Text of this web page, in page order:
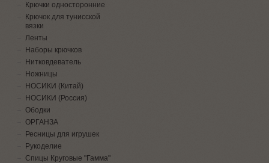
Крючки односторонние
Крючок для тунисской
вязки
Ленты
Наборы крючков
Нитковдеватель
Ножницы
НОСИКИ (Китай)
НОСИКИ (Россия)
Ободки
ОРГАНЗА
Ресницы для игрушек
Рукоделие
Спицы Круговые "Гамма"